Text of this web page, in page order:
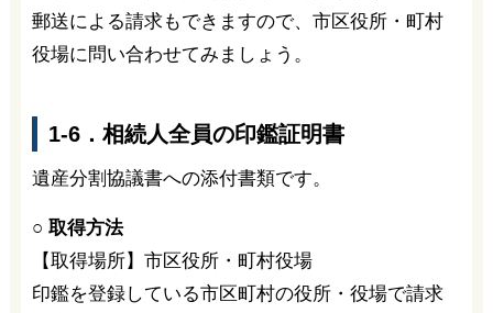
郵送による請求もできますので、市区役所・町村
役場に問い合わせてみましょう。
1-6．相続人全員の印鑑証明書
遺産分割協議書への添付書類です。
○ 取得方法
【取得場所】市区役所・町村役場
印鑑を登録している市区町村の役所・役場で請求